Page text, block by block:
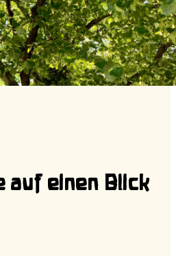
auf einen Blick